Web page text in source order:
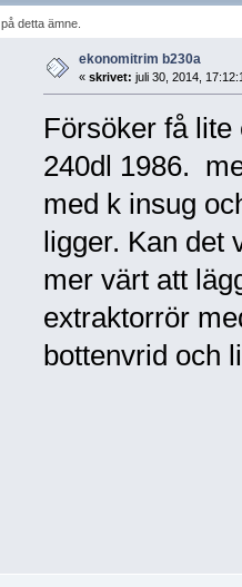
detta ämne.
ekonomitrim b230a
« skrivet: juli 30, 2014,
Försöker få
240dl 1986.
med k insug
ligger. Kan det
mer värt att
extraktorrör
bottenvrid och